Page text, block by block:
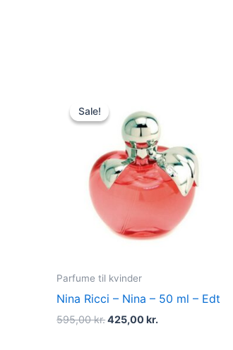
Sale!
Sale!
Parfume til kvinder
Nina Ricci – Nina – 50 ml – Edt
595,00kr.
was:
595,00 kr..
425,00kr.
is:
425,00 kr..